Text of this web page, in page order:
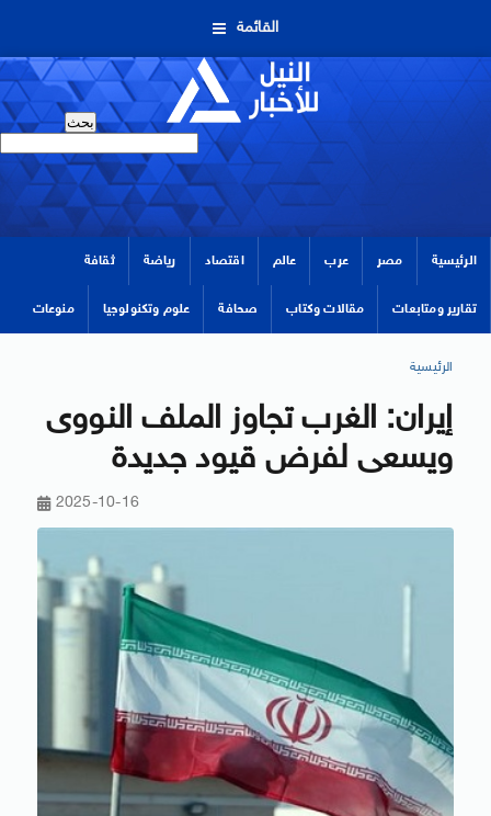
القائمة
الرئيسية مصر عرب عالم اقتصاد رياضة ثقافة
تقارير ومتابعات مقالات وكتاب صحافة علوم وتكنولوجيا منوعات
الرئيسية
إيران: الغرب تجاوز الملف النووى
ويسعى لفرض قيود جديدة
2025-10-16